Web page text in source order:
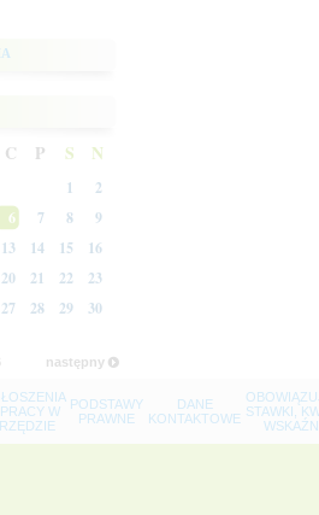
C P S N
1 2
6 7 8 9
13 14 15 16
20 21 22 23
27 28 29 30
następny
W
PODSTAWY
PRAWNE
DANE
KONTAKTOWE STAWKI,